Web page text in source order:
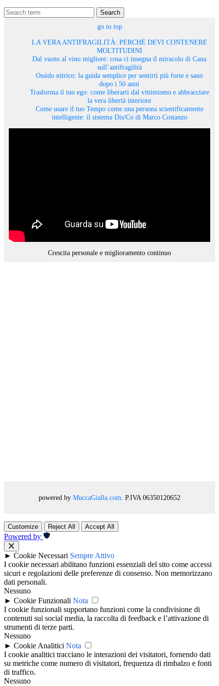
Search
go to top
LA VERA ANTIFRAGILITÀ: PERCHÉ DEVI CONTENERE
MOLTITUDINI
Dal vuoto al vino migliore: cosa ci insegna il miracolo di Cana
sull’antifragilità
Ossido nitrico: la guida semplice per sentirti più forte e sano
dopo i 50 anni
Trasforma il tuo ego: come liberarti dal vittimismo e abbracciare
la vera libertà interiore
Come usare il tuo Tempo come una persona scientificamente
intelligente: il sistema Dis/Co di Marco Costanzo
Crescita personale e miglioramento continuo
powered by MuccaGialla.com . P.IVA 06350120652
Customize Reject All Accept All
Powered by
► Cookie Necessari Sempre Attivo
I cookie necessari abilitano funzioni essenziali del sito come accessi
sicuri e regolazioni delle preferenze di consenso. Non memorizzano
dati personali.
Nessuno
► Cookie Funzionali Nota
I cookie funzionali supportano funzioni come la condivisione di
contenuti sui social media, la raccolta di feedback e l’attivazione di
strumenti di terze parti.
Nessuno
► Cookie Analitici Nota
I cookie analitici tracciano le interazioni dei visitatori, fornendo dati
su metriche come numero di visitatori, frequenza di rimbalzo e fonti
di traffico.
Nessuno